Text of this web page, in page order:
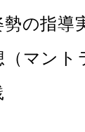
勢の指導
（マン